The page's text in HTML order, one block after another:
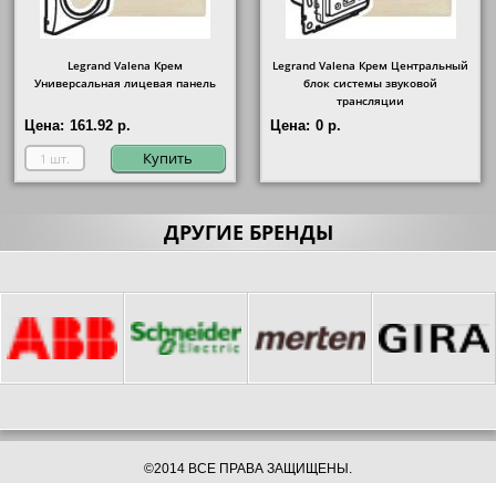
Legrand Valena Крем
Универсальная лицевая панель
Цена: 161.92 р.
Купить
Legrand Valena Крем Центральный
блок системы звуковой
трансляции
Цена: 0 р.
ДРУГИЕ БРЕНДЫ
©2014 ВСЕ ПРАВА ЗАЩИЩЕНЫ.